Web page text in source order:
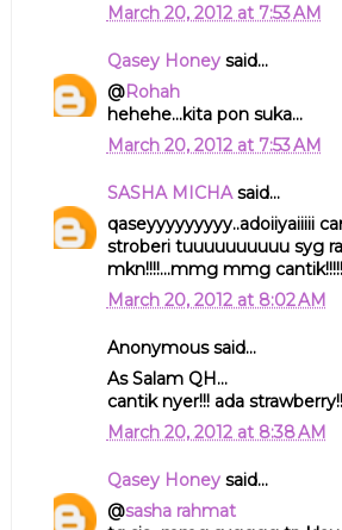
March 20, 2012 at 7:53 AM
Qasey Honeysaid...
@Rohah
hehehe...kita pon suka...
March 20, 2012 at 7:53 AM
SASHA MICHAsaid...
qaseyyyyyyyyy..adoiiyaiiiii
stroberi tuuuuuuuuuu syg
mkn!!!!...mmg mmg
March 20, 2012 at 8:02 AM
Anonymous said...
As Salam QH...
cantik nyer!!! ada
March 20, 2012 at 8:38 AM
Qasey Honeysaid...
@sasha rahmat